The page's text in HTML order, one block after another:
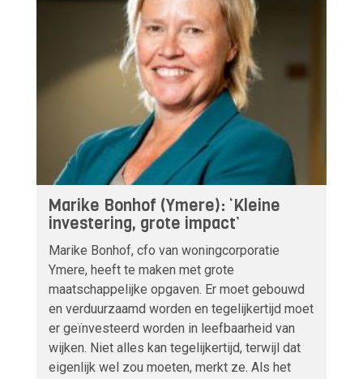
Marike Bonhof (Ymere): ‘Kleine
investering, grote impact’
Marike Bonhof, cfo van woningcorporatie
Ymere, heeft te maken met grote
maatschappelijke opgaven. Er moet gebouwd
en verduurzaamd worden en tegelijkertijd moet
er geïnvesteerd worden in leefbaarheid van
wijken. Niet alles kan tegelijkertijd, terwijl dat
eigenlijk wel zou moeten, merkt ze. Als het